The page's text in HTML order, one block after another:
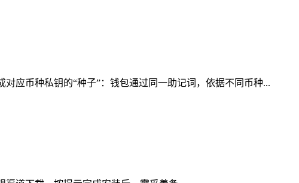
应币种私钥的“种子”：钱包通过同一助记词，依据不同币种...